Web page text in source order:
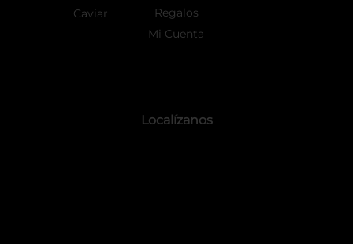
Caviar
Regalos
Mi Cuenta
Localízanos